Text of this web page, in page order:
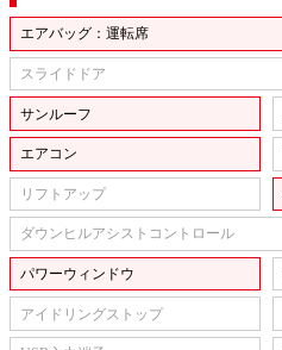
エアバッグ：運転席
スライドドア
サンルーフ
エアコン
リフトアップ
ダウンヒルアシストコントロール
パワーウィンドウ
アイドリングストップ